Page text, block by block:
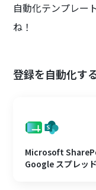
自動化テンプレー
ね！
登録を自動化す
Microsoft
Google スプレッ